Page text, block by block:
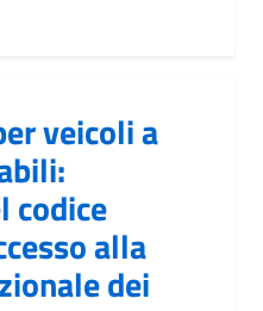
veicoli a
codice
alla
dei